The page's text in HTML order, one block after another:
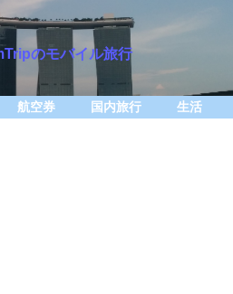
のモバイル旅行
航空券 国内旅行 生活